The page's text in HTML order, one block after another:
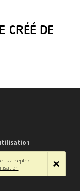
CRÉÉ DE
acceptez